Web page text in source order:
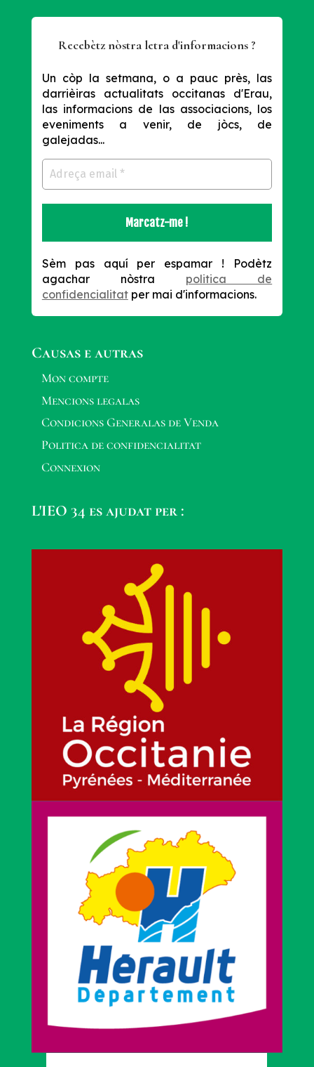
Recebètz nòstra letra d'informacions ?
Un còp la setmana, o a pauc près, las
darrièiras actualitats occitanas d'Erau,
las informacions de las associacions, los
eveniments a venir, de jòcs, de
galejadas...
Sèm pas aquí per espamar !
Podètz
agachar nòstra politica de
confidencialitatper mai d'informacions.
Causas e autras
Mon compte
Mencions legalas
Condicions Generalas de Venda
Politica de confidencialitat
Connexion
L'IEO 34 es ajudat per :